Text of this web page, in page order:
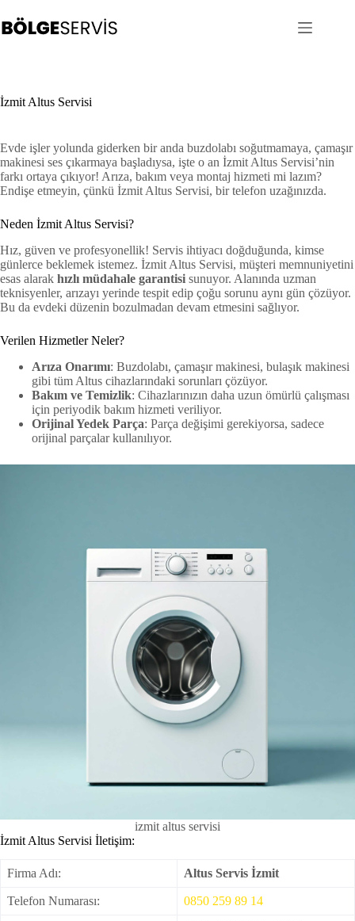
to
content
İzmit Altus Servisi
Evde işler yolunda giderken bir anda buzdolabı soğutmamaya, çamaşır
makinesi ses çıkarmaya başladıysa, işte o an İzmit Altus Servisi’nin
farkı ortaya çıkıyor! Arıza, bakım veya montaj hizmeti mi lazım?
Endişe etmeyin, çünkü İzmit Altus Servisi, bir telefon uzağınızda.
Neden İzmit Altus Servisi?
Hız, güven ve profesyonellik! Servis ihtiyacı doğduğunda, kimse
günlerce beklemek istemez. İzmit Altus Servisi, müşteri memnuniyetini
esas alarak hızlı müdahale garantisi sunuyor. Alanında uzman
teknisyenler, arızayı yerinde tespit edip çoğu sorunu aynı gün çözüyor.
Bu da evdeki düzenin bozulmadan devam etmesini sağlıyor.
Verilen Hizmetler Neler?
Arıza Onarımı: Buzdolabı, çamaşır makinesi, bulaşık makinesi
gibi tüm Altus cihazlarındaki sorunları çözüyor.
Bakım ve Temizlik: Cihazlarınızın daha uzun ömürlü çalışması
için periyodik bakım hizmeti veriliyor.
Orijinal Yedek Parça: Parça değişimi gerekiyorsa, sadece
orijinal parçalar kullanılıyor.
izmit altus servisi
İzmit Altus Servisi İletişim:
Firma Adı: Altus Servis İzmit
Telefon Numarası: 0850 259 89 14